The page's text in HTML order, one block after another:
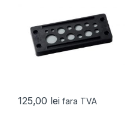
125,00 lei fara TVA